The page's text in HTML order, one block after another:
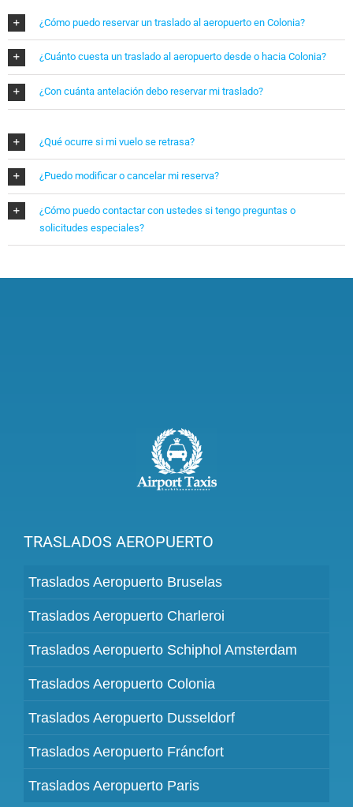
¿Cómo puedo reservar un traslado al aeropuerto en Colonia?
¿Cuánto cuesta un traslado al aeropuerto desde o hacia Colonia?
¿Con cuánta antelación debo reservar mi traslado?
¿Qué ocurre si mi vuelo se retrasa?
¿Puedo modificar o cancelar mi reserva?
¿Cómo puedo contactar con ustedes si tengo preguntas o
solicitudes especiales?
TRASLADOS AEROPUERTO
Traslados Aeropuerto Bruselas
Traslados Aeropuerto Charleroi
Traslados Aeropuerto Schiphol Amsterdam
Traslados Aeropuerto Colonia
Traslados Aeropuerto Dusseldorf
Traslados Aeropuerto Fráncfort
Traslados Aeropuerto Paris